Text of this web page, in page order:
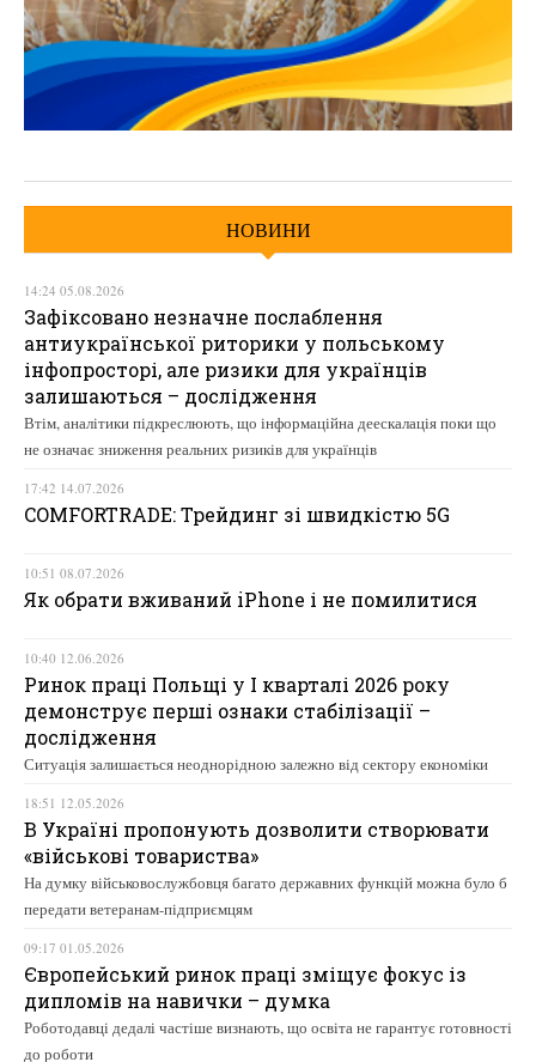
НОВИНИ
14:24 05.08.2026
Зафіксовано незначне послаблення
антиукраїнської риторики у польському
інфопросторі, але ризики для українців
залишаються – дослідження
Втім, аналітики підкреслюють, що інформаційна деескалація поки що
не означає зниження реальних ризиків для українців
17:42 14.07.2026
COMFORTRADE: Трейдинг зі швидкістю 5G
10:51 08.07.2026
Як обрати вживаний iPhone і не помилитися
10:40 12.06.2026
Ринок праці Польщі у І кварталі 2026 року
демонструє перші ознаки стабілізації –
дослідження
Ситуація залишається неоднорідною залежно від сектору економіки
18:51 12.05.2026
В Україні пропонують дозволити створювати
«військові товариства»
На думку військовослужбовця багато державних функцій можна було б
передати ветеранам-підприємцям
09:17 01.05.2026
Європейський ринок праці зміщує фокус із
дипломів на навички – думка
Роботодавці дедалі частіше визнають, що освіта не гарантує готовності
до роботи